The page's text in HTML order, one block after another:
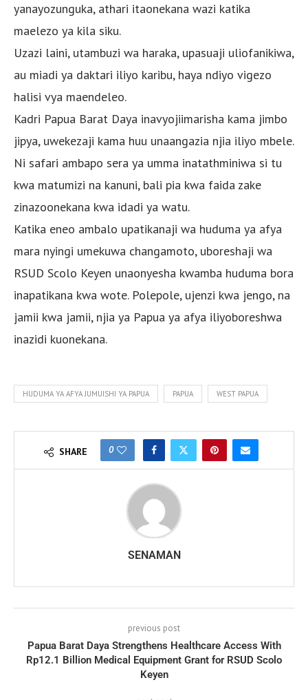
yanayozunguka, athari itaonekana wazi katika
maelezo ya kila siku.
Uzazi laini, utambuzi wa haraka, upasuaji uliofanikiwa,
au miadi ya daktari iliyo karibu, haya ndiyo vigezo
halisi vya maendeleo.
Kadri Papua Barat Daya inavyojiimarisha kama jimbo
jipya, uwekezaji kama huu unaangazia njia iliyo mbele.
Ni safari ambapo sera ya umma inatathminiwa si tu
kwa matumizi na kanuni, bali pia kwa faida zake
zinazoonekana kwa idadi ya watu.
Katika eneo ambalo upatikanaji wa huduma ya afya
mara nyingi umekuwa changamoto, uboreshaji wa
RSUD Scolo Keyen unaonyesha kwamba huduma bora
inapatikana kwa wote. Polepole, ujenzi kwa jengo, na
jamii kwa jamii, njia ya Papua ya afya iliyoboreshwa
inazidi kuonekana.
HUDUMA YA AFYA JUMUISHI YA PAPUA PAPUA WEST PAPUA
SHARE 0
SENAMAN
previous post
Papua Barat Daya Strengthens Healthcare Access With
Rp12.1 Billion Medical Equipment Grant for RSUD Scolo
Keyen